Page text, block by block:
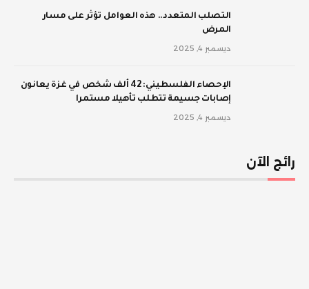
‫التصلب المتعدد.. هذه العوامل تؤثر على مسار
المرض
ديسمبر 4, 2025
الإحصاء الفلسطيني: 42 ألف شخص في غزة يعانون
إصابات جسيمة تتطلب تأهيلا مستمرا
ديسمبر 4, 2025
رائج الآن